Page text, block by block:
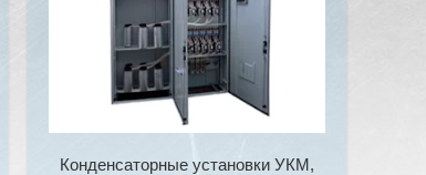
Конденсаторные установки УКМ,